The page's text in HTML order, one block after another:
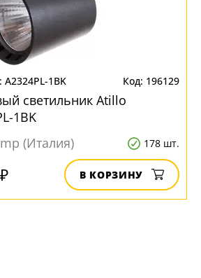
A2324PL-1BK 196129
светильник Atillo
1BK
(Италия)
178 шт.
В КОРЗИНУ